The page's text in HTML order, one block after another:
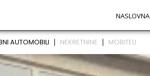
NASLOVNA